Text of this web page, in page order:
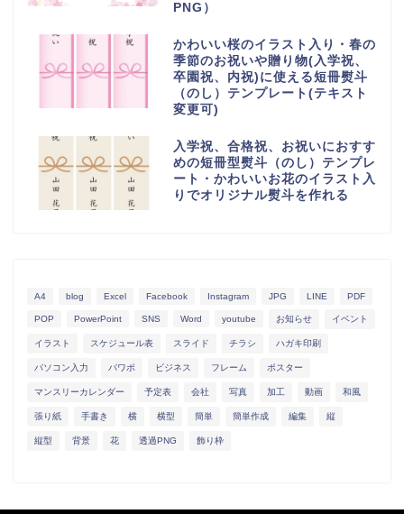
PNG）
かわいい桜のイラスト入り・春の
季節のお祝いや贈り物(入学祝、
卒園祝、内祝)に使える短冊熨斗
（のし）テンプレート(テキスト
変更可)
入学祝、合格祝、お祝いにおすす
めの短冊型熨斗（のし）テンプレ
ート・かわいいお花のイラスト入
りでオリジナル熨斗を作れる
A4 blog Excel Facebook Instagram JPG LINE PDF
POP PowerPoint SNS Word youtube お知らせ イベント
イラスト スケジュール表 スライド チラシ ハガキ印刷
パソコン入力 パワポ ビジネス フレーム ポスター
マンスリーカレンダー 予定表 会社 写真 加工 動画 和風
張り紙 手書き 横 横型 簡単 簡単作成 編集 縦
縦型 背景 花 透過PNG 飾り枠